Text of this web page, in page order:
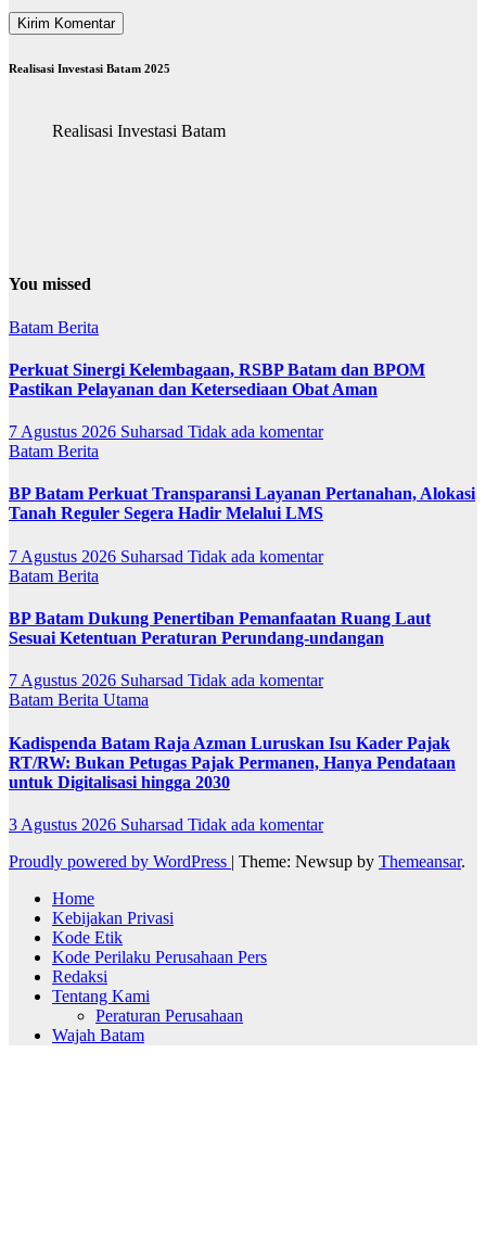
Realisasi Investasi Batam 2025
Realisasi Investasi Batam
You missed
Batam Berita
Perkuat Sinergi Kelembagaan, RSBP Batam dan BPOM
Pastikan Pelayanan dan Ketersediaan Obat Aman
7 Agustus 2026 Suharsad Tidak ada komentar
Batam Berita
BP Batam Perkuat Transparansi Layanan Pertanahan, Alokasi
Tanah Reguler Segera Hadir Melalui LMS
7 Agustus 2026 Suharsad Tidak ada komentar
Batam Berita
BP Batam Dukung Penertiban Pemanfaatan Ruang Laut
Sesuai Ketentuan Peraturan Perundang-undangan
7 Agustus 2026 Suharsad Tidak ada komentar
Batam Berita Utama
Kadispenda Batam Raja Azman Luruskan Isu Kader Pajak
RT/RW: Bukan Petugas Pajak Permanen, Hanya Pendataan
untuk Digitalisasi hingga 2030
3 Agustus 2026 Suharsad Tidak ada komentar
Proudly powered by WordPress | Theme: Newsup by Themeansar.
Home
Kebijakan Privasi
Kode Etik
Kode Perilaku Perusahaan Pers
Redaksi
Tentang Kami
Peraturan Perusahaan
Wajah Batam